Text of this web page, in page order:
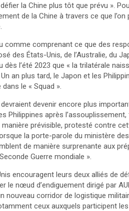
la Chine plus tôt que prévu ».
de la Chine à travers ce que
comprenant ce que des
des États-Unis, de l’Australie, du
dès l’été 2023 que « la trilatérale
Un an plus tard, le Japon et les
le « Squad ».
devenir encore plus
Philippines après
manière prévisible, protesté contre
la porte-parole du ministère
de manière surprenante aux
Guerre mondiale ».
encouragent leurs deux alliés de
le nœud d’endiguement dirigé par
nouveau corridor de logistique
ceux auxquels participent les